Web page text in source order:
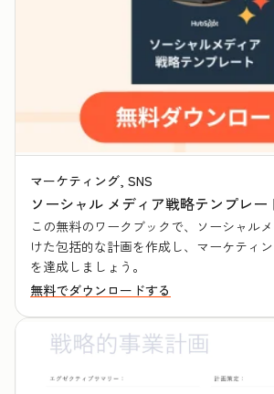
マーケティング, SNS
ソーシャル メディア戦略テンプレー
この無料のワークブックで、ソーシャル
けた包括的な計画を作成し、マーケティ
を達成しましょう。
無料でダウンロードする